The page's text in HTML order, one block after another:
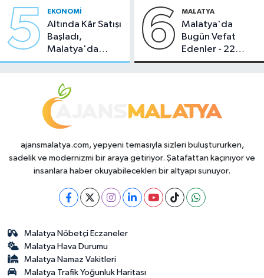
5 EKONOMI
Altında Kâr Satışı
Başladı,
Malatya'da
Makas Ne
6 MALATYA
Malatya'da
Bugün Vefat
Edenler - 22
Temmuz 2026
ajansmalatya.com, yepyeni temasıyla sizleri buluştururken,
sadelik ve modernizmi bir araya getiriyor. Şatafattan kaçınıyor ve
insanlara haber okuyabilecekleri bir altyapı sunuyor.
Malatya Nöbetçi Eczaneler
Malatya Hava Durumu
Malatya Namaz Vakitleri
Malatya Trafik Yoğunluk Haritası